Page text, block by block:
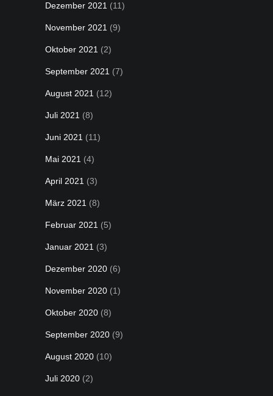
Dezember 2021 (11)
November 2021 (9)
Oktober 2021 (2)
September 2021 (7)
August 2021 (12)
Juli 2021 (8)
Juni 2021 (11)
Mai 2021 (4)
April 2021 (3)
März 2021 (8)
Februar 2021 (5)
Januar 2021 (3)
Dezember 2020 (6)
November 2020 (1)
Oktober 2020 (8)
September 2020 (9)
August 2020 (10)
Juli 2020 (2)